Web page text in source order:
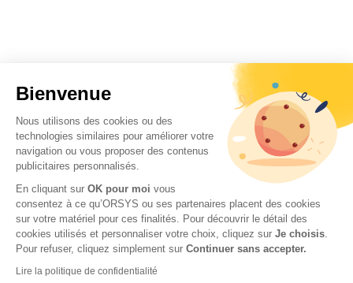
Bienvenue
Nous utilisons des cookies ou des
technologies similaires pour améliorer votre
navigation ou vous proposer des contenus
publicitaires personnalisés.
En cliquant sur OK pour moi vous
consentez à ce qu’ORSYS ou ses partenaires placent des cookies
sur votre matériel pour ces finalités. Pour découvrir le détail des
cookies utilisés et personnaliser votre choix, cliquez sur Je choisis.
Pour refuser, cliquez simplement sur Continuer sans accepter.
Lire la politique de confidentialité